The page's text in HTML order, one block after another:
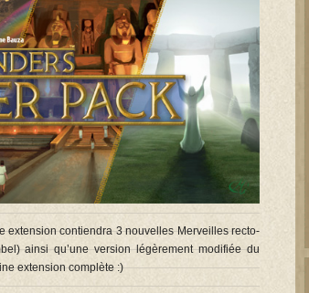
extension contiendra 3 nouvelles Merveilles recto-
ainsi qu’une version légèrement modifiée du
extension complète :)